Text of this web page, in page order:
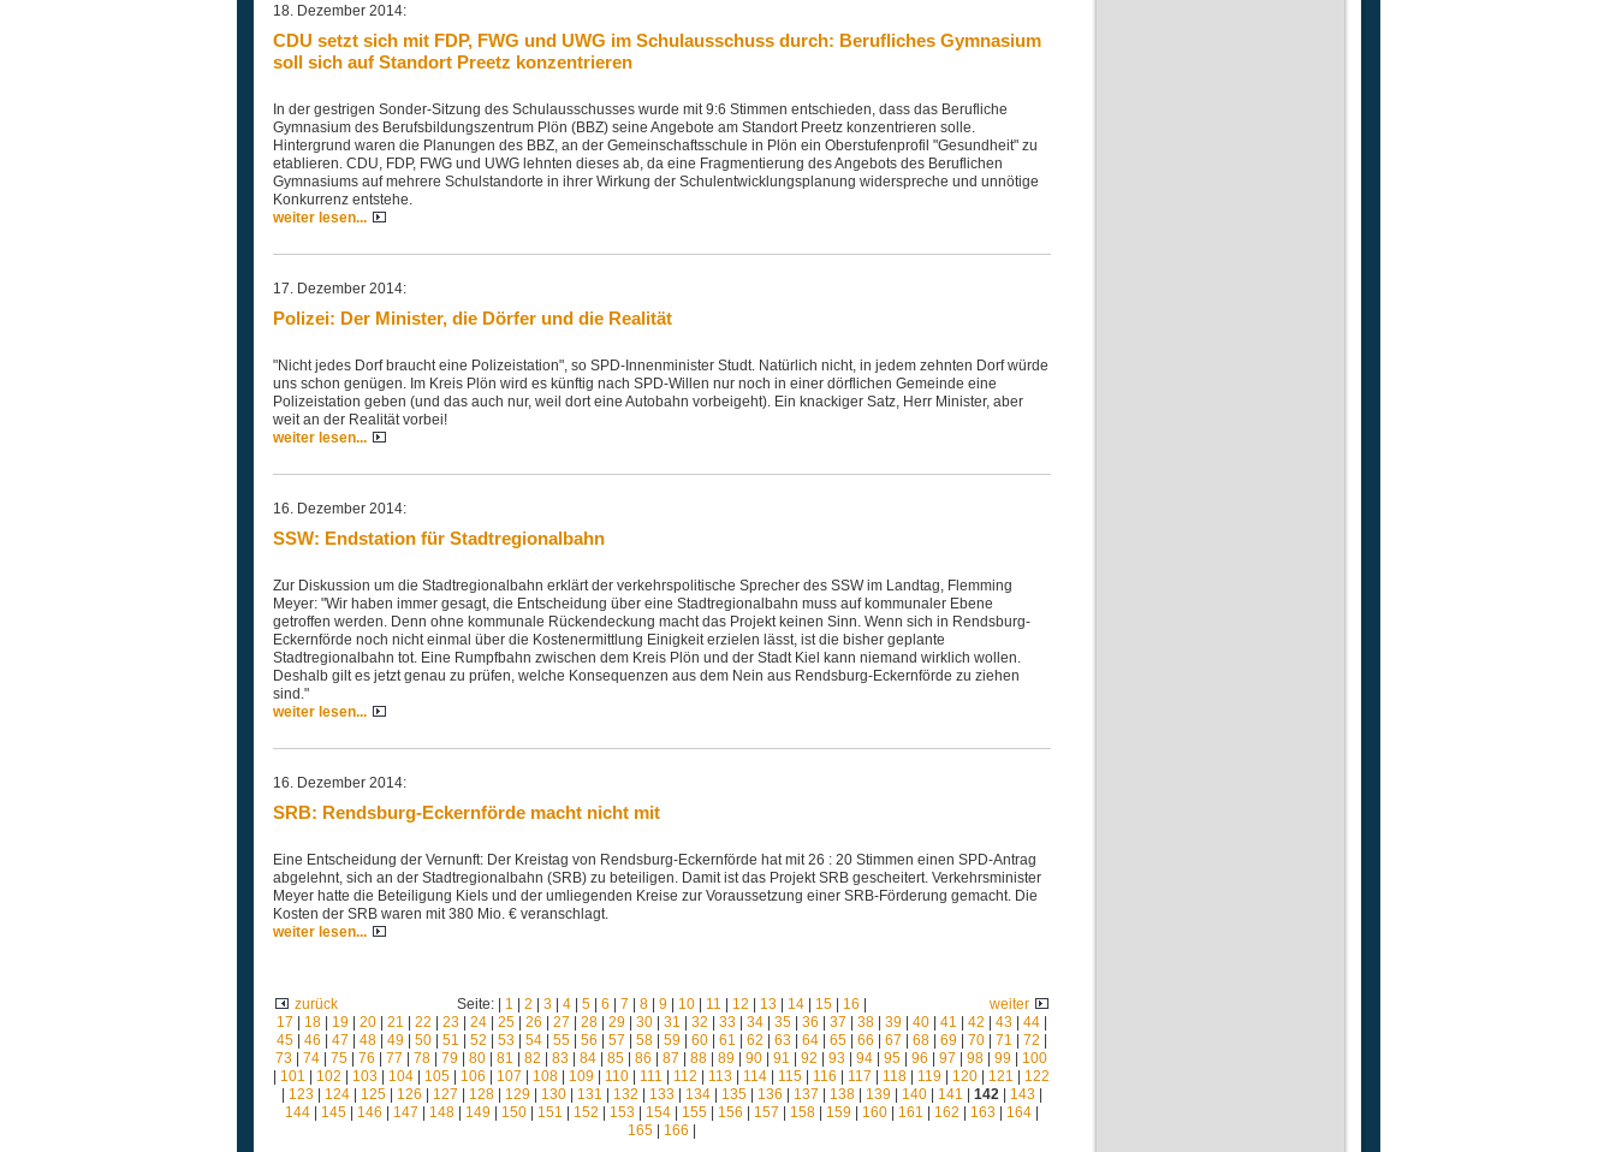
18. Dezember 2014:
CDU setzt sich mit FDP, FWG und UWG im Schulausschuss durch: Berufliches Gymnasium
soll sich auf Standort Preetz konzentrieren
In der gestrigen Sonder-Sitzung des Schulausschusses wurde mit 9:6 Stimmen entschieden, dass das Berufliche
Gymnasium des Berufsbildungszentrum Plön (BBZ) seine Angebote am Standort Preetz konzentrieren solle.
Hintergrund waren die Planungen des BBZ, an der Gemeinschaftsschule in Plön ein Oberstufenprofil "Gesundheit" zu
etablieren. CDU, FDP, FWG und UWG lehnten dieses ab, da eine Fragmentierung des Angebots des Beruflichen
Gymnasiums auf mehrere Schulstandorte in ihrer Wirkung der Schulentwicklungsplanung widerspreche und unnötige
Konkurrenz entstehe.
weiter lesen...
17. Dezember 2014:
Polizei: Der Minister, die Dörfer und die Realität
"Nicht jedes Dorf braucht eine Polizeistation", so SPD-Innenminister Studt. Natürlich nicht, in jedem zehnten Dorf würde
uns schon genügen. Im Kreis Plön wird es künftig nach SPD-Willen nur noch in einer dörflichen Gemeinde eine
Polizeistation geben (und das auch nur, weil dort eine Autobahn vorbeigeht). Ein knackiger Satz, Herr Minister, aber
weit an der Realität vorbei!
weiter lesen...
16. Dezember 2014:
SSW: Endstation für Stadtregionalbahn
Zur Diskussion um die Stadtregionalbahn erklärt der verkehrspolitische Sprecher des SSW im Landtag, Flemming
Meyer: "Wir haben immer gesagt, die Entscheidung über eine Stadtregionalbahn muss auf kommunaler Ebene
getroffen werden. Denn ohne kommunale Rückendeckung macht das Projekt keinen Sinn. Wenn sich in Rendsburg-
Eckernförde noch nicht einmal über die Kostenermittlung Einigkeit erzielen lässt, ist die bisher geplante
Stadtregionalbahn tot. Eine Rumpfbahn zwischen dem Kreis Plön und der Stadt Kiel kann niemand wirklich wollen.
Deshalb gilt es jetzt genau zu prüfen, welche Konsequenzen aus dem Nein aus Rendsburg-Eckernförde zu ziehen
sind."
weiter lesen...
16. Dezember 2014:
SRB: Rendsburg-Eckernförde macht nicht mit
Eine Entscheidung der Vernunft: Der Kreistag von Rendsburg-Eckernförde hat mit 26 : 20 Stimmen einen SPD-Antrag
abgelehnt, sich an der Stadtregionalbahn (SRB) zu beteiligen. Damit ist das Projekt SRB gescheitert. Verkehrsminister
Meyer hatte die Beteiligung Kiels und der umliegenden Kreise zur Voraussetzung einer SRB-Förderung gemacht. Die
Kosten der SRB waren mit 380 Mio. € veranschlagt.
weiter lesen...
weiter
zurück Seite: | 1 2 3| 4| 5| 6 7 8| 9| 10| 11 12 13| 14| 15| 16
17
18| 19| 20| 21 22 23| 24| 25| 26 27 28| 29| 30| 31 32 33| 34| 35| 36 37 38| 39| 40| 41 42 43| 44|
45| 46 47 48| 49| 50| 51 52 53| 54| 55| 56 57 58| 59| 60| 61 62 63| 64| 65| 66 67 68| 69| 70| 71 72
73
74 75 76 77 78 79 80 81 82 83 84 85 86 87 88 89 90 91 92 93 94 95 96 97 98 99
100
101 102 103 104 105 106 107 108 109 110 111 112 113 114 115 116 117 118 119 120 121
122
123| 124| 125| 126 127 128| 129| 130| 131 132 133| 134| 135| 136 137 138| 139| 140| 141 142| 143|
144| 145| 146 147 148| 149| 150| 151 152 153| 154| 155| 156 157 158| 159| 160| 161 162 163| 164|
165| 166